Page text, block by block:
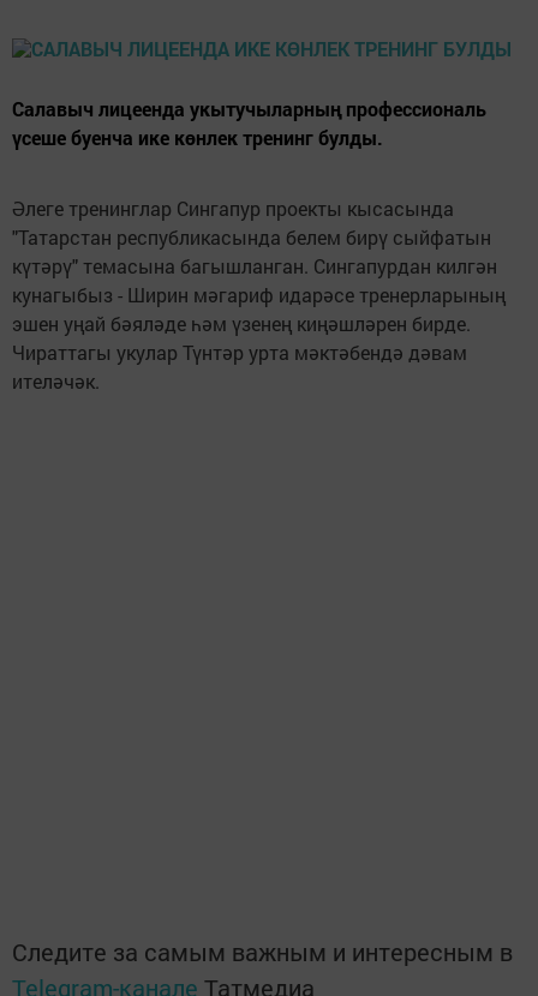
Салавыч лицеенда укытучыларның профессиональ
үсеше буенча ике көнлек тренинг булды.
Әлеге тренинглар Сингапур проекты кысасында
"Татарстан республикасында белем бирү сыйфатын
күтәрү" темасына багышланган. Сингапурдан килгән
кунагыбыз - Ширин мәгариф идарәсе тренерларының
эшен уңай бәяләде һәм үзенең киңәшләрен бирде.
Чираттагы укулар Түнтәр урта мәктәбендә дәвам
ителәчәк.
Следите за самым важным и интересным в
Telegram-канале Татмедиа